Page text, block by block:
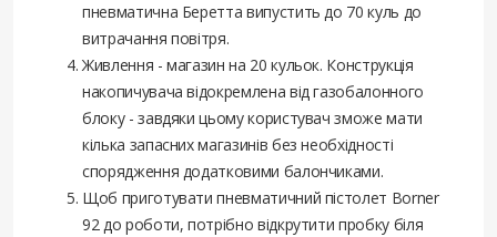
пневматична Беретта випустить до 70 куль до
витрачання повітря.
Живлення - магазин на 20 кульок. Конструкція
накопичувача відокремлена від газобалонного
блоку - завдяки цьому користувач зможе мати
кілька запасних магазинів без необхідності
спорядження додатковими балончиками.
Щоб приготувати пневматичний пістолет Borner
92 до роботи, потрібно відкрутити пробку біля